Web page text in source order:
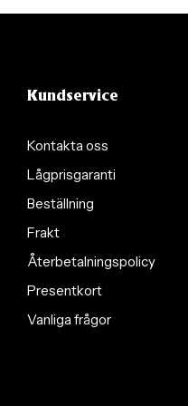
Kundservice
Kontakta oss
Lågprisgaranti
Beställning
Frakt
Återbetalningspolicy
Presentkort
Vanliga frågor